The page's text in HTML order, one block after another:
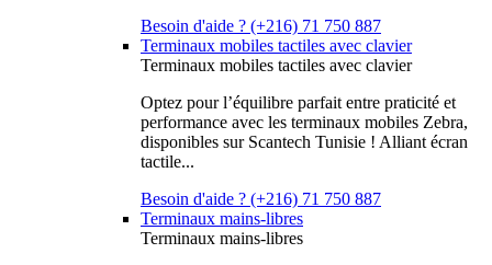
Besoin d'aide ? (+216) 71 750 887
Terminaux mobiles tactiles avec clavier
Terminaux mobiles tactiles avec clavier
Optez pour l’équilibre parfait entre praticité et
performance avec les terminaux mobiles Zebra,
disponibles sur Scantech Tunisie ! Alliant écran
tactile...
Besoin d'aide ? (+216) 71 750 887
Terminaux mains-libres
Terminaux mains-libres